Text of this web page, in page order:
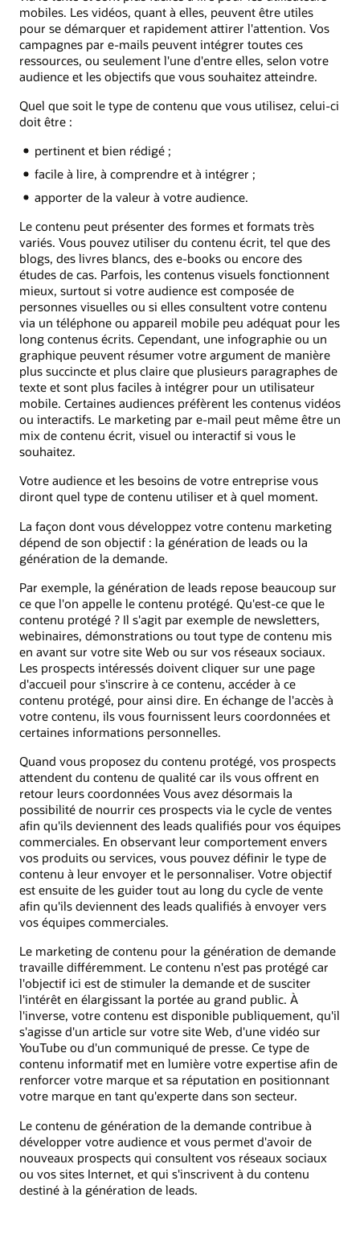
mobiles. Les vidéos, quant à elles, peuvent être utiles
pour se démarquer et rapidement attirer l'attention. Vos
campagnes par e-mails peuvent intégrer toutes ces
ressources, ou seulement l'une d'entre elles, selon votre
audience et les objectifs que vous souhaitez atteindre.
Quel que soit le type de contenu que vous utilisez, celui-ci
doit être :
pertinent et bien rédigé ;
facile à lire, à comprendre et à intégrer ;
apporter de la valeur à votre audience.
Le contenu peut présenter des formes et formats très
variés. Vous pouvez utiliser du contenu écrit, tel que des
blogs, des livres blancs, des e-books ou encore des
études de cas. Parfois, les contenus visuels fonctionnent
mieux, surtout si votre audience est composée de
personnes visuelles ou si elles consultent votre contenu
via un téléphone ou appareil mobile peu adéquat pour les
long contenus écrits. Cependant, une infographie ou un
graphique peuvent résumer votre argument de manière
plus succincte et plus claire que plusieurs paragraphes de
texte et sont plus faciles à intégrer pour un utilisateur
mobile. Certaines audiences préfèrent les contenus vidéos
ou interactifs. Le marketing par e-mail peut même être un
mix de contenu écrit, visuel ou interactif si vous le
souhaitez.
Votre audience et les besoins de votre entreprise vous
diront quel type de contenu utiliser et à quel moment.
La façon dont vous développez votre contenu marketing
dépend de son objectif : la génération de leads ou la
génération de la demande.
Par exemple, la génération de leads repose beaucoup sur
ce que l'on appelle le contenu protégé. Qu'est-ce que le
contenu protégé ? Il s'agit par exemple de newsletters,
webinaires, démonstrations ou tout type de contenu mis
en avant sur votre site Web ou sur vos réseaux sociaux.
Les prospects intéressés doivent cliquer sur une page
d'accueil pour s'inscrire à ce contenu, accéder à ce
contenu protégé, pour ainsi dire. En échange de l'accès à
votre contenu, ils vous fournissent leurs coordonnées et
certaines informations personnelles.
Quand vous proposez du contenu protégé, vos prospects
attendent du contenu de qualité car ils vous offrent en
retour leurs coordonnées Vous avez désormais la
possibilité de nourrir ces prospects via le cycle de ventes
afin qu'ils deviennent des leads qualifiés pour vos équipes
commerciales. En observant leur comportement envers
vos produits ou services, vous pouvez définir le type de
contenu à leur envoyer et le personnaliser. Votre objectif
est ensuite de les guider tout au long du cycle de vente
afin qu'ils deviennent des leads qualifiés à envoyer vers
vos équipes commerciales.
Le marketing de contenu pour la génération de demande
travaille différemment. Le contenu n'est pas protégé car
l'objectif ici est de stimuler la demande et de susciter
l'intérêt en élargissant la portée au grand public. À
l'inverse, votre contenu est disponible publiquement, qu'il
s'agisse d'un article sur votre site Web, d'une vidéo sur
YouTube ou d'un communiqué de presse. Ce type de
contenu informatif met en lumière votre expertise afin de
renforcer votre marque et sa réputation en positionnant
votre marque en tant qu'experte dans son secteur.
Le contenu de génération de la demande contribue à
développer votre audience et vous permet d'avoir de
nouveaux prospects qui consultent vos réseaux sociaux
ou vos sites Internet, et qui s'inscrivent à du contenu
destiné à la génération de leads.